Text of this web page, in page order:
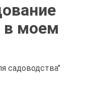
в моем
садоводства"